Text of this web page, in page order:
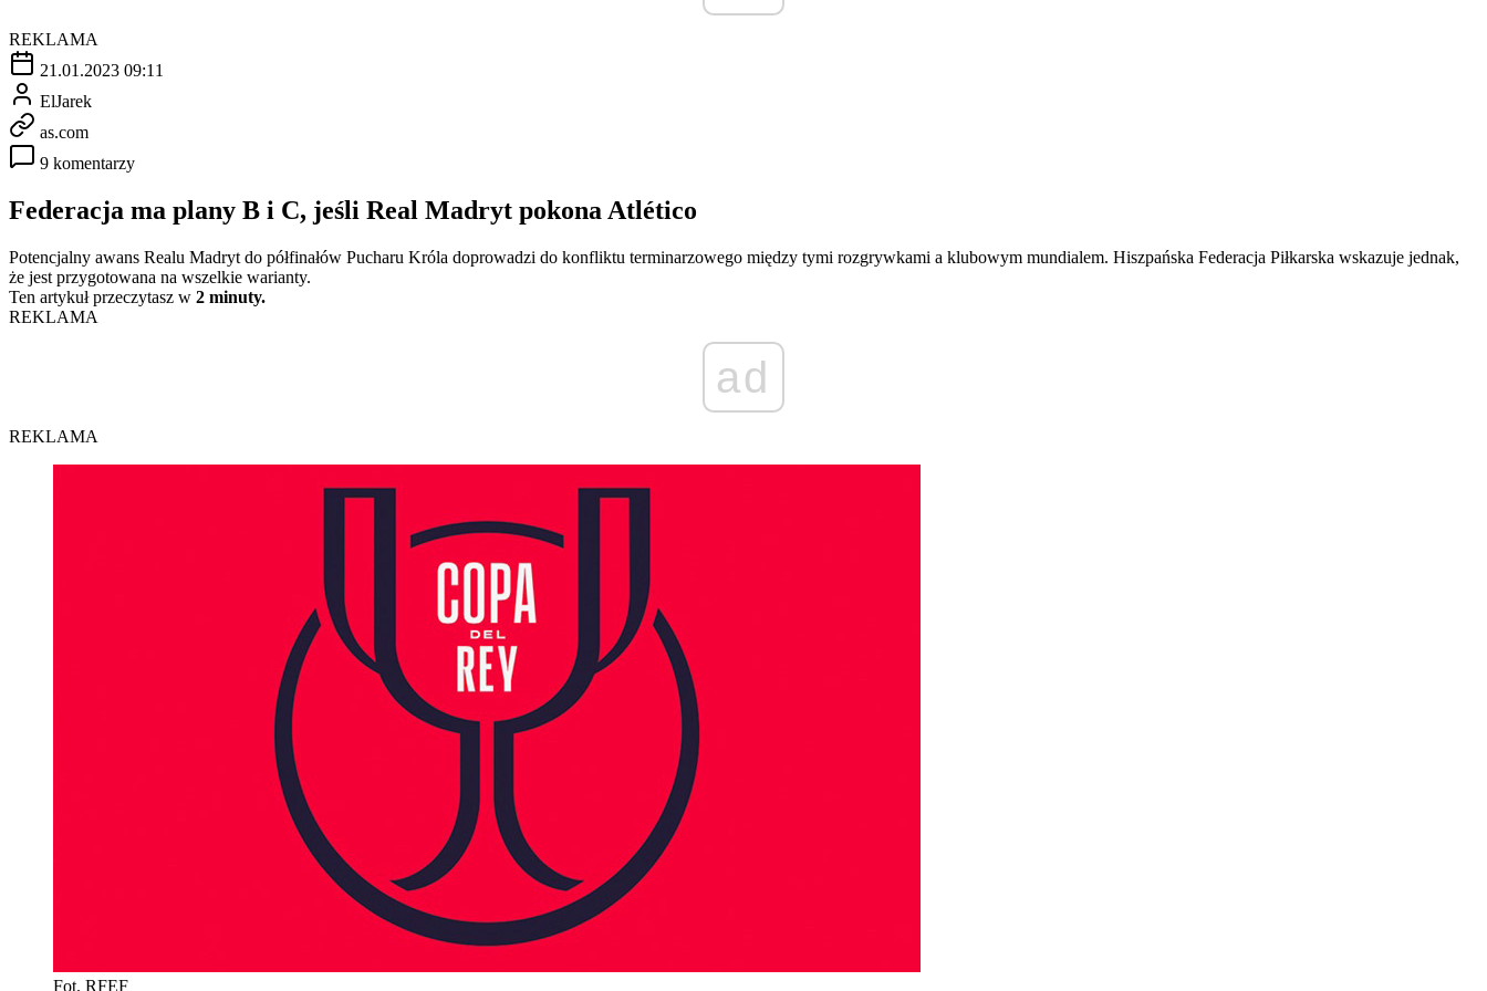
REKLAMA
21.01.2023 09:11
ElJarek
as.com
9 komentarzy
Federacja ma plany B i C, jeśli Real Madryt pokona Atlético
Potencjalny awans Realu Madryt do półfinałów Pucharu Króla doprowadzi do konfliktu terminarzowego między tymi rozgrywkami a klubowym mundialem. Hiszpańska Federacja Piłkarska wskazuje jednak,
że jest przygotowana na wszelkie warianty.
Ten artykuł przeczytasz w 2 minuty.
REKLAMA
ad
REKLAMA
Fot. RFEF